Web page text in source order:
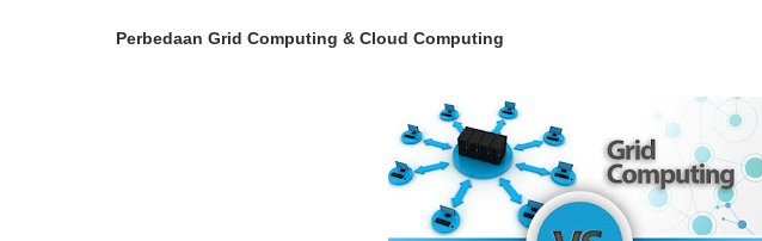
Perbedaan Grid Computing & Cloud Computing